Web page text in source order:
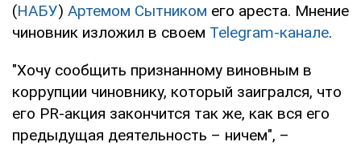
(НАБУ) Артемом Сытником его ареста. Мнение
чиновник изложил в своем Telegram-канале.
"Хочу сообщить признанному виновным в
коррупции чиновнику, который заигрался, что
его PR-акция закончится так же, как вся его
предыдущая деятельность – ничем", –